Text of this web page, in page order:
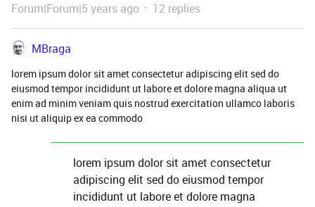
Forum|Forum|5 years ago 12 replies
MBraga
lorem ipsum dolor sit amet consectetur adipiscing elit sed do
eiusmod tempor incididunt ut labore et dolore magna aliqua ut
enim ad minim veniam quis nostrud exercitation ullamco laboris
nisi ut aliquip ex ea commodo
lorem ipsum dolor sit amet consectetur
adipiscing elit sed do eiusmod tempor
incididunt ut labore et dolore magna